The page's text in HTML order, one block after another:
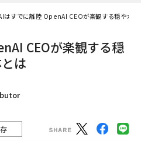
はすでに離陸 OpenAI CEOが楽観する穏やかな
CEOが楽観する穏
は